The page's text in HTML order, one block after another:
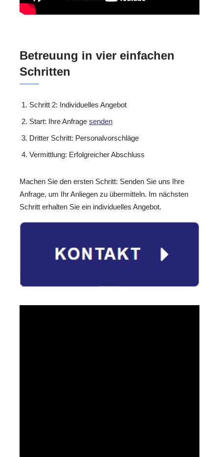
Betreuung in vier einfachen
Schritten
Schritt 2: Individuelles Angebot
Start: Ihre Anfrage senden
Dritter Schritt: Personalvorschläge
Vermittlung: Erfolgreicher Abschluss
Machen Sie den ersten Schritt: Senden Sie uns Ihre
Anfrage, um Ihr Anliegen zu übermitteln. Im nächsten
Schritt erhalten Sie ein individuelles Angebot.